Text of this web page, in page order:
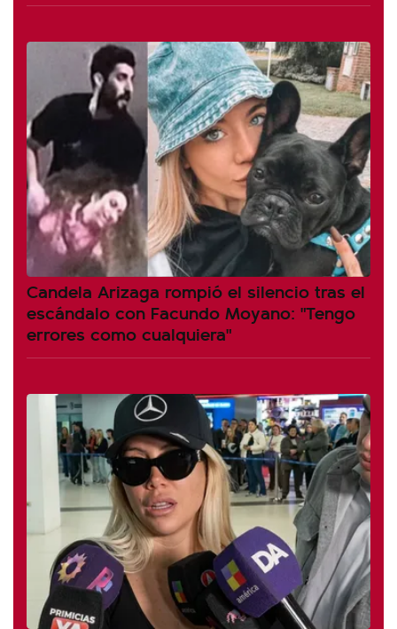
Candela Arizaga rompió el silencio tras el
escándalo con Facundo Moyano: "Tengo
errores como cualquiera"